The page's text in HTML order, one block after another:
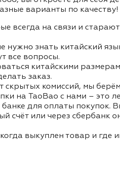
варианты по качеству!
всегда на связи и
нужно знать китайский
все вопросы.
китайскими
заказ.
скрытых комиссий, мы
на TaoBao с нами – это
для оплаты покупок.
счёт или через сбербанк
выкуплен товар и где